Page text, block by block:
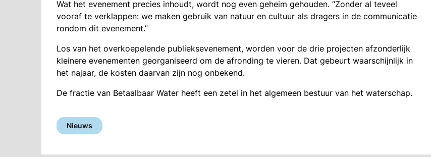
Wat het evenement precies inhoudt, wordt nog even geheim gehouden. “Zonder al teveel
vooraf te verklappen: we maken gebruik van natuur en cultuur als dragers in de communicatie
rondom dit evenement.”
Los van het overkoepelende publieksevenement, worden voor de drie projecten afzonderlijk
kleinere evenementen georganiseerd om de afronding te vieren. Dat gebeurt waarschijnlijk in
het najaar, de kosten daarvan zijn nog onbekend.
De fractie van Betaalbaar Water heeft een zetel in het algemeen bestuur van het waterschap.
Nieuws